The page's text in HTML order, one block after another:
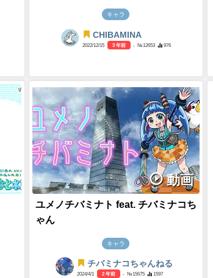
キャラ
CHIBAMINA
2022/12/15 3 年前 - №12653 976
動画
ユメノチバミナト feat. チバミナコち
ゃん
キャラ
チバミナコちゃんねる
2024/4/1 2 年前 - №15675 1597